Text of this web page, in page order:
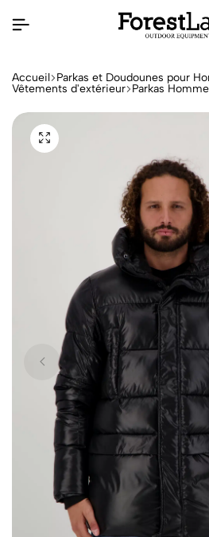
Accueil Parkas et Doudounes pour
Vêtements d'extérieur Parkas Homme